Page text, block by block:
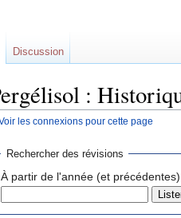
:
les connexions pour cette page
Rechercher des révisions
À partir de l'année (et
Discussion